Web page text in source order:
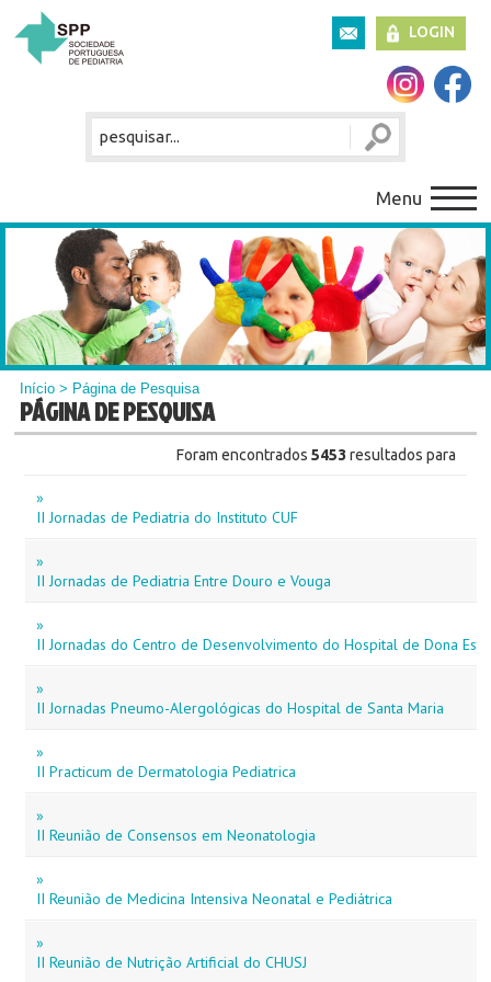
LOGIN
Menu
Início > Página de Pesquisa
PÁGINA DE PESQUISA
Foram encontrados 5453resultados para
»
II Jornadas de Pediatria do Instituto CUF
»
II Jornadas de Pediatria Entre Douro e Vouga
»
II Jornadas do Centro de Desenvolvimento do Hospital de Dona
»
II Jornadas Pneumo-Alergológicas do Hospital de Santa Maria
»
II Practicum de Dermatologia Pediatrica
»
II Reunião de Consensos em Neonatologia
»
II Reunião de Medicina Intensiva Neonatal e Pediátrica
»
II Reunião de Nutrição Artificial do CHUSJ